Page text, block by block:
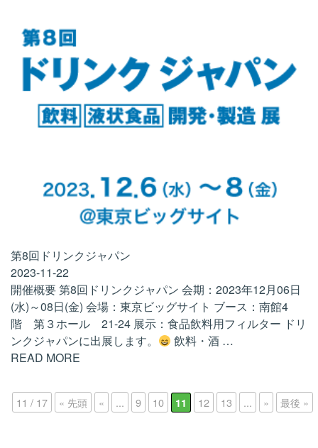
第8回ドリンクジャパン
2023-11-22
開催概要 第8回ドリンクジャパン 会期：2023年12月06日
(水)～08日(金) 会場：東京ビッグサイト ブース：南館4
階 第３ホール 21-24 展示：食品飲料用フィルター ドリ
ンクジャパンに出展します。
飲料・酒 …
READ MORE
11 / 17 « 先頭 « ... 9 10 11 12 13 ... » 最後 »